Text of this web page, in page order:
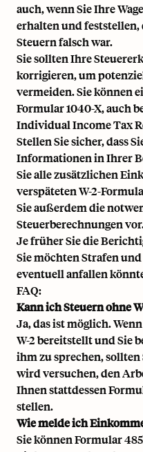
auch, wenn Sie Ihre
erhalten und feststellen,
Steuern falsch war.
Sie sollten Ihre
korrigieren, um
vermeiden. Sie können
Formular 1040-X, auch
Individual Income Tax
Stellen Sie sicher, dass
Informationen in Ihrer
Sie alle zusätzlichen
verspäteten W-2-
Sie außerdem die
Steuerberechnungen
Je früher Sie die
Sie möchten Strafen
eventuell anfallen
FAQ:
Kann ich Steuern ohne
Ja, das ist möglich.
W-2 bereitstellt und Sie
ihm zu sprechen, sollten
wird versuchen, den
Ihnen stattdessen
stellen.
Wie melde ich
Sie können Formular